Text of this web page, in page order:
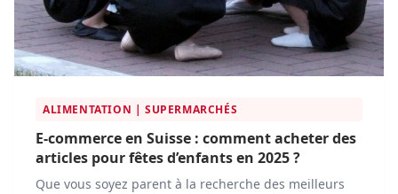
ALIMENTATION | SUPERMARCHÉS
E-commerce en Suisse : comment acheter des
articles pour fêtes d’enfants en 2025 ?
Que vous soyez parent à la recherche des meilleurs